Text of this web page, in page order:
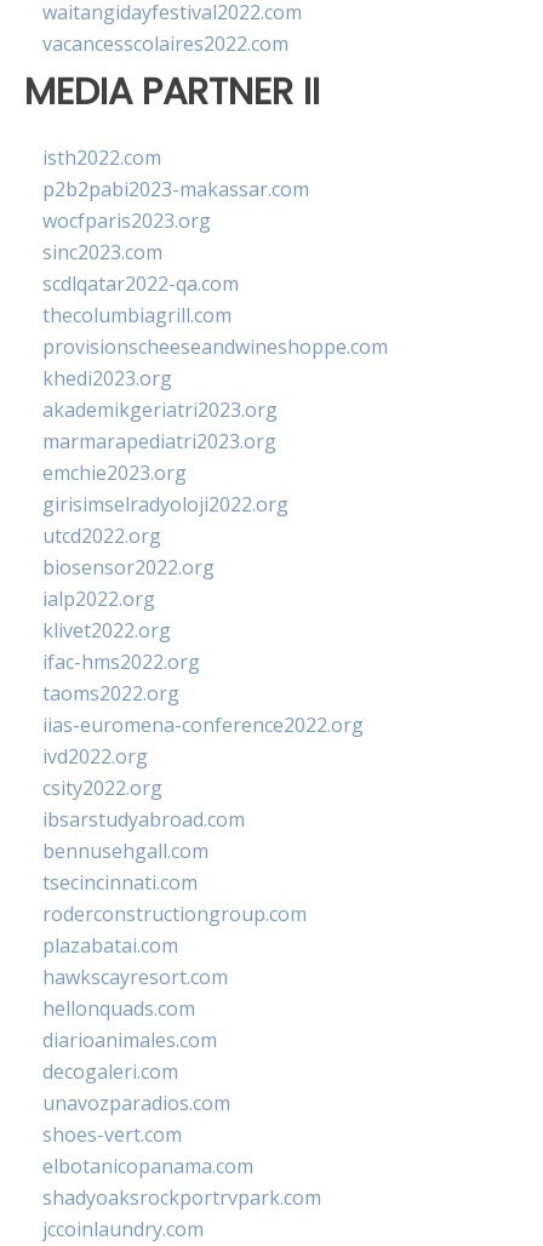
waitangidayfestival2022.com
vacancesscolaires2022.com
MEDIA PARTNER II
isth2022.com
p2b2pabi2023-makassar.com
wocfparis2023.org
sinc2023.com
scdlqatar2022-qa.com
thecolumbiagrill.com
provisionscheeseandwineshoppe.com
khedi2023.org
akademikgeriatri2023.org
marmarapediatri2023.org
emchie2023.org
girisimselradyoloji2022.org
utcd2022.org
biosensor2022.org
ialp2022.org
klivet2022.org
ifac-hms2022.org
taoms2022.org
iias-euromena-conference2022.org
ivd2022.org
csity2022.org
ibsarstudyabroad.com
bennusehgall.com
tsecincinnati.com
roderconstructiongroup.com
plazabatai.com
hawkscayresort.com
hellonquads.com
diarioanimales.com
decogaleri.com
unavozparadios.com
shoes-vert.com
elbotanicopanama.com
shadyoaksrockportrvpark.com
jccoinlaundry.com